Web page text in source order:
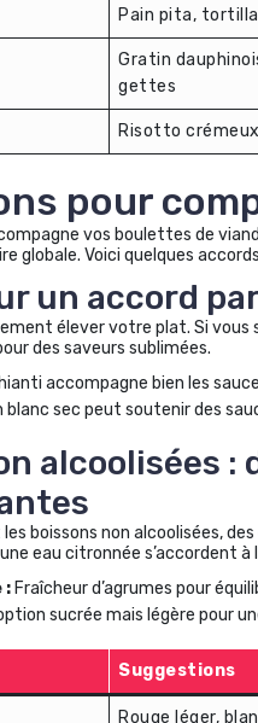
Pain pita,
Gratin
gettes
Risotto
pour
vos boulettes de
globale. Voici quelques
un accord
élever votre plat. Si
des saveurs sublimées.
accompagne bien les
blanc sec peut soutenir des
alcoolisées
boissons non alcoolisées,
eau citronnée s’accordent
: Fraîcheur d’agrumes pour
sucrée mais légère pour
Suggestions
Rouge léger,